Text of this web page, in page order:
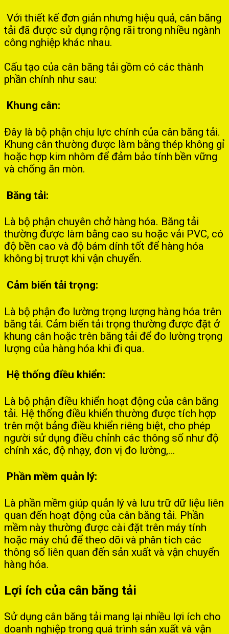
Với thiết kế đơn giản nhưng hiệu quả, cân băng
tải đã được sử dụng rộng rãi trong nhiều ngành
công nghiệp khác nhau.
Cấu tạo của cân băng tải gồm có các thành
phần chính như sau:
Khung cân:
Đây là bộ phận chịu lực chính của cân băng tải.
Khung cân thường được làm bằng thép không gỉ
hoặc hợp kim nhôm để đảm bảo tính bền vững
và chống ăn mòn.
Băng tải:
Là bộ phận chuyên chở hàng hóa. Băng tải
thường được làm bằng cao su hoặc vải PVC, có
độ bền cao và độ bám dính tốt để hàng hóa
không bị trượt khi vận chuyển.
Cảm biến tải trọng:
Là bộ phận đo lường trọng lượng hàng hóa trên
băng tải. Cảm biến tải trọng thường được đặt ở
khung cân hoặc trên băng tải để đo lường trọng
lượng của hàng hóa khi đi qua.
Hệ thống điều khiển:
Là bộ phận điều khiển hoạt động của cân băng
tải. Hệ thống điều khiển thường được tích hợp
trên một bảng điều khiển riêng biệt, cho phép
người sử dụng điều chỉnh các thông số như độ
chính xác, độ nhạy, đơn vị đo lường,…
Phần mềm quản lý:
Là phần mềm giúp quản lý và lưu trữ dữ liệu liên
quan đến hoạt động của cân băng tải. Phần
mềm này thường được cài đặt trên máy tính
hoặc máy chủ để theo dõi và phân tích các
thông số liên quan đến sản xuất và vận chuyển
hàng hóa.
Lợi ích của cân băng tải
Sử dụng cân băng tải mang lại nhiều lợi ích cho
doanh nghiệp trong quá trình sản xuất và vận